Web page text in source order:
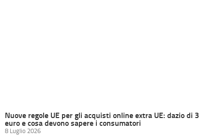
Nuove regole UE per gli acquisti online extra UE: dazio di 3
euro e cosa devono sapere i consumatori
8 Luglio 2026